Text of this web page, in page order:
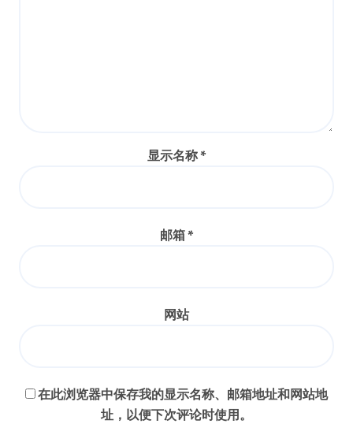
显示名称*
邮箱*
网站
在此浏览器中保存我的显示名称、邮箱地址和网站地
址，以便下次评论时使用。